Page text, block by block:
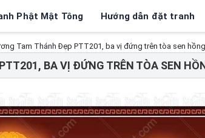
Phật Mật Tông Hướng dẫn đặt tranh
Tam Thánh Đẹp PTT201, ba vị đứng trên tòa sen hồng
BA VỊ ĐỨNG TRÊN TÒA SEN